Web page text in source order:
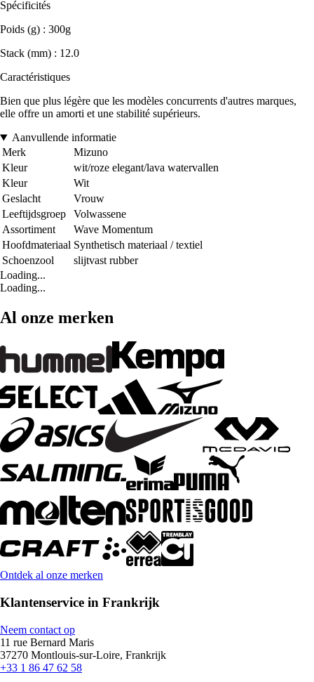
Spécificités
Poids (g) : 300g
Stack (mm) : 12.0
Caractéristiques
Bien que plus légère que les modèles concurrents d'autres marques,
elle offre un amorti et une stabilité supérieurs.
Aanvullende informatie
Merk
Mizuno
Kleur
wit/roze elegant/lava watervallen
Kleur
Wit
Geslacht
Vrouw
Leeftijdsgroep
Volwassene
Assortiment
Wave Momentum
Hoofdmateriaal Synthetisch materiaal / textiel
Schoenzool
slijtvast rubber
Loading...
Loading...
Al onze merken
Ontdek al onze merken
Klantenservice in Frankrijk
Neem contact op
11 rue Bernard Maris
37270 Montlouis-sur-Loire, Frankrijk
+33 1 86 47 62 58